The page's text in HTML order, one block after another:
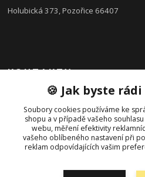
Holubická 373, Pozořice 66407
KONTAKTY
Zákaznická podpora FEROBET s.r.o.
+420 602 516 225
(Letní období Po-Pá, 7:00-16:00hod.)
pozorice@ferobet.cz
🍪 Jak byste
Soubory cookies používáme ke
shopu a v případě vašeho
webu, měření efektivity
vašeho oblíbeného nastavení při
reklam odpovídajících vašim